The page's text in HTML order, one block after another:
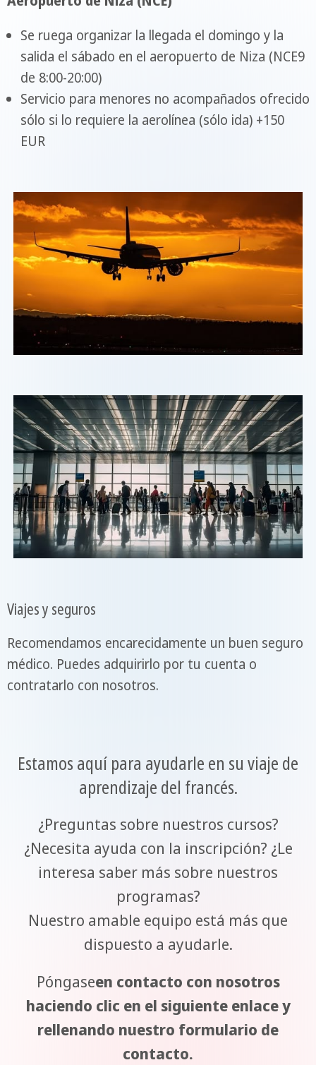
Se ruega organizar la llegada el domingo y la
salida el sábado en el aeropuerto de Niza (NCE9
de 8:00-20:00)
Servicio para menores no acompañados ofrecido
sólo si lo requiere la aerolínea (sólo ida) +150
EUR
Viajes y seguros
Recomendamos encarecidamente un buen seguro
médico. Puedes adquirirlo por tu cuenta o
contratarlo con nosotros.
Estamos aquí para ayudarle en su viaje de
aprendizaje del francés.
¿Preguntas sobre nuestros cursos?
¿Necesita ayuda con la inscripción? ¿Le
interesa saber más sobre nuestros
programas?
Nuestro amable equipo está más que
dispuesto a ayudarle.
Póngaseen contacto con nosotros
haciendo clic en el siguiente enlace y
rellenando nuestro formulario de
contacto.